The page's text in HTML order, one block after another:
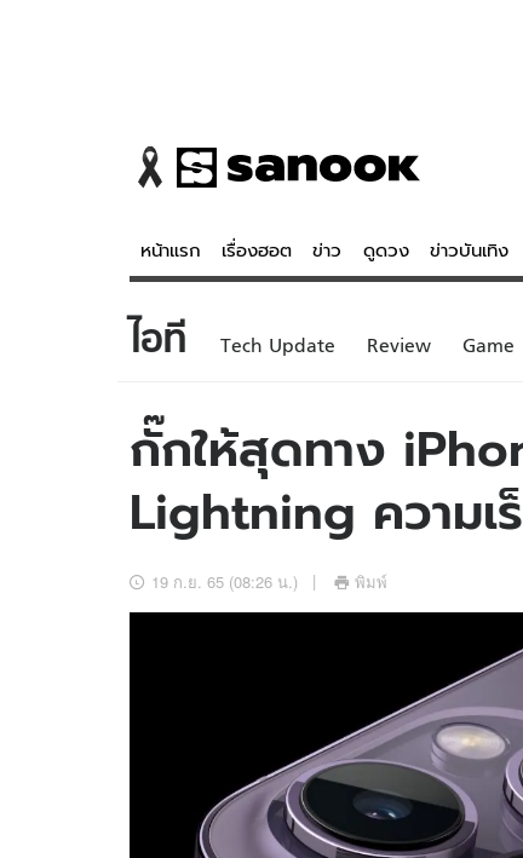
หน้าแรก เรื่องฮอต ข่าว ดูดวง ข่าวบันเทิง
ข่าว
ข่าวบันเทิง
ข่าวกีฬา
ข่าวเศรษฐกิจ
อัปเดตจีน
เช็กข่าวชัวร์
ดูดวง
สถิติหวย
หวยลาว
ดาวน์โหลดสนุกแอปฟรี ติดตามสนุก
ไอที Tech Update Review Game
กั๊กให้สุดทาง
Lightning ความเ
19 ก.ย. 65 (08:26 น.) พิมพ์